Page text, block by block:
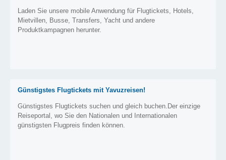
Laden Sie unsere mobile Anwendung für Flugtickets, Hotels,
Mietvillen, Busse, Transfers, Yacht und andere
Produktkampagnen herunter.
Günstigstes Flugtickets mit Yavuzreisen!
Günstigstes Flugtickets suchen und gleich buchen.Der einzige
Reiseportal, wo Sie den Nationalen und Internationalen
günstigsten Flugpreis finden können.